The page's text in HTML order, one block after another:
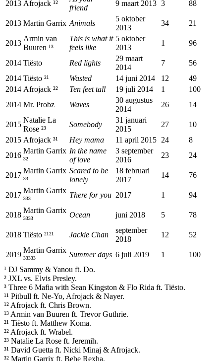
2013 Afrojack ¹²
friend
9 maart 2013 3 88
2013 Martin Garrix Animals
5 oktober
2013
34 21
2013
Armin van
Buuren ¹³
This is what it
feels like
5 oktober
2013
1 96
2014 Tiësto Red lights
29 maart
2014
7
56
2014 Tiësto ²¹ Wasted 14 juni 2014 12
49
2014 Afrojack ²² Ten feet tall 19 juli 2014 1
100
2014 Mr. Probz Waves
30 augustus
2014
26 14
2015
Natalie La
Rose ²³
Somebody
31 januari
2015
27
10
2015 Afrojack ³¹ Hey mama 11 april 2015 24
8
2016
Martin Garrix
³²
In the name
of love
3 september
2016
23 24
2017
Martin Garrix
³³
Scared to be
lonely
18 februari
2017
14 76
2017
Martin Garrix
³³³
There for you 2017 1 94
2018
Martin Garrix
³³³³
Ocean juni 2018 5 78
2018 Tiësto ²¹²¹ Jackie Chan
september
2018
12 52
2019
Martin Garrix
³³³³³
Summer days 6 juli 2019 1
100
¹ DJ Sammy & Yanou ft. Do.
² JXL vs. Elvis Presley.
³ Three 6 Mafia with Sean Kingston & Flo Rida ft. Tiësto.
¹¹ Pitbull ft. Ne-Yo, Afrojack & Nayer.
¹² Afrojack ft. Chris Brown.
¹³ Armin van Buuren ft. Trevor Guthrie.
²¹ Tiësto ft. Matthew Koma.
²² Afrojack ft. Wrabel.
²³ Natalie La Rose ft. Jeremih.
³¹ David Guetta ft. Nicki Minaj & Afrojack.
³² Martin Garrix ft. Bebe Rexha.